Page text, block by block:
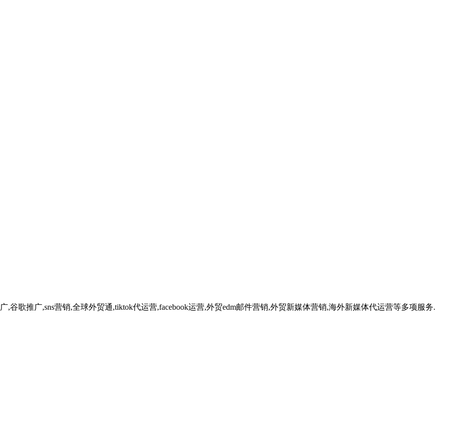
歌推广,sns营销,全球外贸通,tiktok代运营,facebook运营,外贸edm邮件营销,外贸新媒体营销,海外新媒体代运营等多项服务.